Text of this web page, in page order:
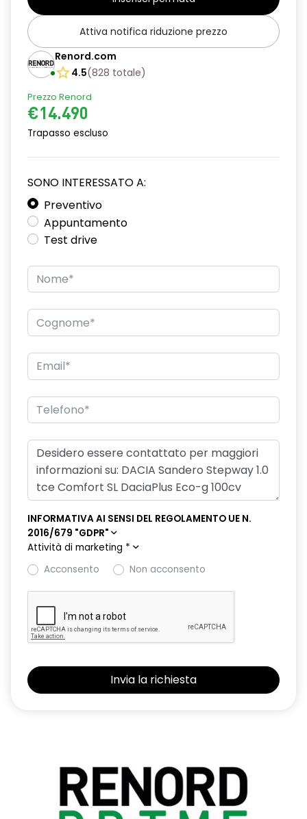
Attiva notifica riduzione prezzo
Renord.com
4.5(828 totale)
Prezzo Renord
€14.490
Trapasso escluso
SONO INTERESSATO A:
Preventivo
Appuntamento
Test drive
INFORMATIVA AI SENSI DEL REGOLAMENTO UE N.
2016/679 "GDPR"
Attività di marketing *
Acconsento
Non acconsento